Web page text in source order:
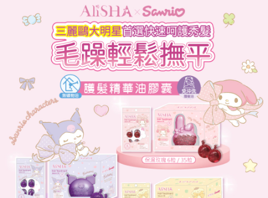
３．未成年的使用者請事先徵得法定代理人或監護人之同意方可使用
「AFTEE先享後付」，若未經同意申辦者引起之損失，本公司不負相關責
任。
４．使用「AFTEE先享後付」時，將依據個別帳號之用戶狀況，依本公司即
時審查核予不同之上限額度；若仍有額度不足之情形，本公司將視審查結果
請求用戶進行身份認證。
５．嚴禁一人註冊多個帳號或使用他人資訊註冊。若發現惡意使用之情形，
恩沛科技股份有限公司將有權停止該用戶之使用額度並採取法律行動。
宅配(本島)
每筆NT$100，滿NT$790(含以上)免運費
付款後寶雅門市自取(由倉庫統一出貨)
每筆NT$80，滿NT$290(含以上)免運費